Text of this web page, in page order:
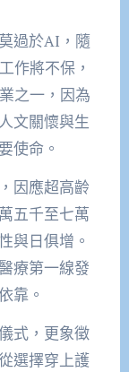
過於AI，隨
作將不保，
之一，因為
文關懷與生
使命。
因應超高齡
五千至七萬
與日俱增。
療第一線發
靠。
式，更象徵
選擇穿上護